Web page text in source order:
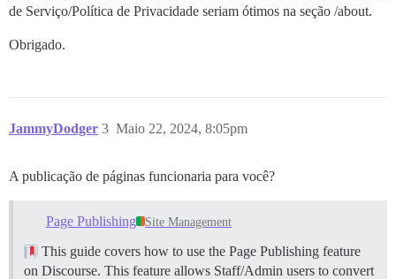
de Serviço/Política de Privacidade seriam ótimos na seção /about.
Obrigado.
JammyDodger Maio 22, 2024, 8:05pm
3
A publicação de páginas funcionaria para você?
Page Publishing Site Management
This guide covers how to use the Page Publishing feature
on Discourse. This feature allows Staff/Admin users to convert